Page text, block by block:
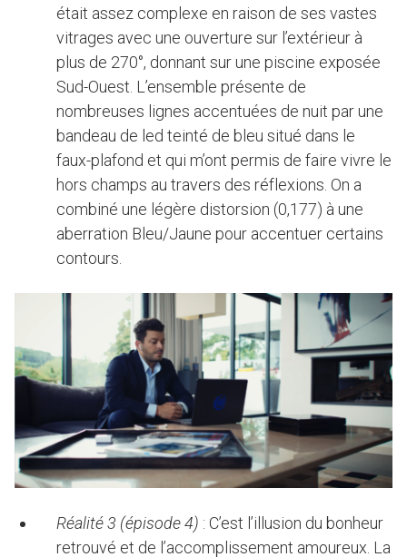
était assez complexe en raison de ses vastes
vitrages avec une ouverture sur l’extérieur à
plus de 270°, donnant sur une piscine exposée
Sud-Ouest. L’ensemble présente de
nombreuses lignes accentuées de nuit par une
bandeau de led teinté de bleu situé dans le
faux-plafond et qui m’ont permis de faire vivre le
hors champs au travers des réflexions. On a
combiné une légère distorsion (0,177) à une
aberration Bleu/Jaune pour accentuer certains
contours.
Réalité 3 (épisode 4) : C’est l’illusion du bonheur
retrouvé et de l’accomplissement amoureux. La